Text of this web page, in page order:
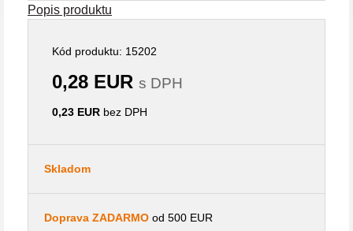
Popis produktu
Kód produktu: 15202
0,28 EUR s DPH
0,23 EUR bez DPH
Skladom
Doprava ZADARMO od 500 EUR